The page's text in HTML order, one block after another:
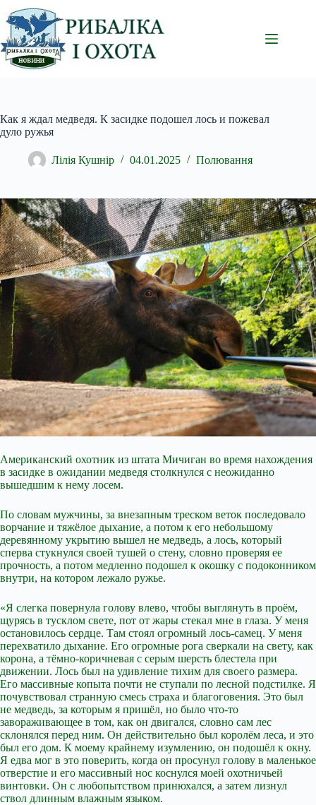
Перейти
до
вмісту
Как я ждал медведя. К засидке подошел лось и пожевал
дуло ружья
Лілія Кушнір 04.01.2025 Полювання
Американский охотник из штата Мичиган во время нахождения
в засидке в ожидании медведя столкнулся с неожиданно
вышедшим к нему лосем.
По словам мужчины, за внезапным треском веток последовало
ворчание и тяжёлое дыхание, а потом к его небольшому
деревянному укрытию вышел не медведь, а лось, который
сперва стукнулся своей тушей о стену, словно проверяя ее
прочность, а потом медленно подошел к окошку с подоконником
внутри, на котором лежало ружье.
«Я слегка повернула голову влево, чтобы выглянуть в проём,
щурясь в тусклом свете, пот от жары стекал мне в глаза. У меня
остановилось сердце. Там стоял огромный лось-самец. У меня
перехватило дыхание. Его огромные рога сверкали на свету, как
корона, а тёмно-коричневая с серым шерсть блестела при
движении. Лось был на удивление тихим для своего размера.
Его массивные копыта почти не ступали по лесной подстилке. Я
почувствовал странную смесь страха и благоговения. Это был
не медведь, за которым я пришёл, но было что-то
завораживающее в том, как он двигался, словно сам лес
склонялся перед ним. Он действительно был королём леса, и это
был его дом. К моему крайнему изумлению, он подошёл к окну.
Я едва мог в это поверить, когда он просунул голову в маленькое
отверстие и его массивный нос коснулся моей охотничьей
винтовки. Он с любопытством принюхался, а затем лизнул
ствол длинным влажным языком.